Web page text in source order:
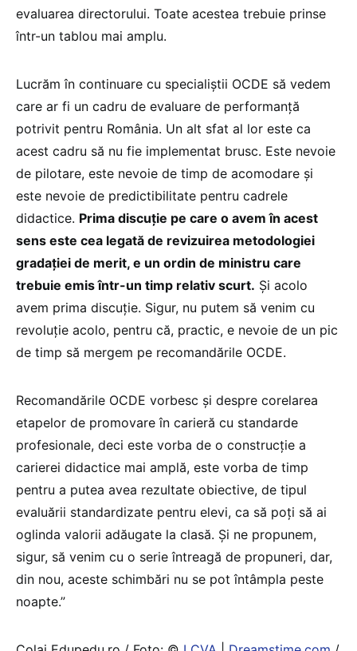
evaluarea directorului. Toate acestea trebuie prinse
într-un tablou mai amplu.
Lucrăm în continuare cu specialiștii OCDE să vedem
care ar fi un cadru de evaluare de performanță
potrivit pentru România. Un alt sfat al lor este ca
acest cadru să nu fie implementat brusc. Este nevoie
de pilotare, este nevoie de timp de acomodare și
este nevoie de predictibilitate pentru cadrele
didactice. Prima discuție pe care o avem în acest
sens este cea legată de revizuirea metodologiei
gradației de merit, e un ordin de ministru care
trebuie emis într-un timp relativ scurt. Și acolo
avem prima discuție. Sigur, nu putem să venim cu
revoluție acolo, pentru că, practic, e nevoie de un pic
de timp să mergem pe recomandările OCDE.
Recomandările OCDE vorbesc și despre corelarea
etapelor de promovare în carieră cu standarde
profesionale, deci este vorba de o construcție a
carierei didactice mai amplă, este vorba de timp
pentru a putea avea rezultate obiective, de tipul
evaluării standardizate pentru elevi, ca să poți să ai
oglinda valorii adăugate la clasă. Și ne propunem,
sigur, să venim cu o serie întreagă de propuneri, dar,
din nou, aceste schimbări nu se pot întâmpla peste
noapte.”